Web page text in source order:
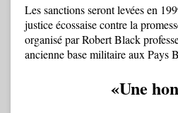
Les sanctions seront levées en
justice écossaise contre la
organisé par Robert Black
ancienne base militaire aux Pays
«Une